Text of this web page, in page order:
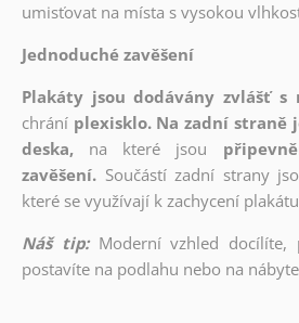
umisťovat na místa s vysokou
Jednoduché zavěšení
Plakáty jsou dodávány zvlášť s
chrání plexisklo. Na zadní straně
deska,
na které jsou
zavěšení. Součástí zadní strany
které se využívají k zachycení
Náš tip: Moderní vzhled
postavíte na podlahu nebo na